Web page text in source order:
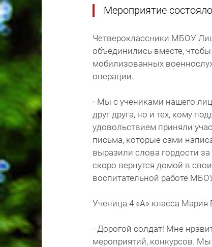
Мероприятие
Четвероклассники МБОУ
объединились вместе,
мобилизованных
операции.
- Мы с учениками нашего
друг друга, но и тех, кому
удовольствием приняли
письма, которые сами
выразили слова гордости
скоро вернутся домой в
воспитательной работе
Ученица 4 «А» класса Мария
- Дорогой солдат! Мне
мероприятий, конкурсов.